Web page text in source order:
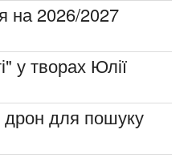
на 2026/2027
у творах Юлії
для пошуку